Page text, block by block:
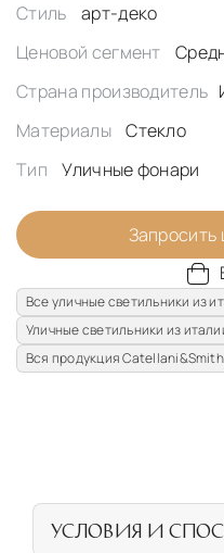
Стиль
арт-деко
Ценовой сегмент
Страна производитель
Материалы
Стекло
Тип
Уличные фонари
Запросить
Все уличные светильники из
Уличные светильники из
Вся продукция Catellani&Smith
УСЛОВИЯ И